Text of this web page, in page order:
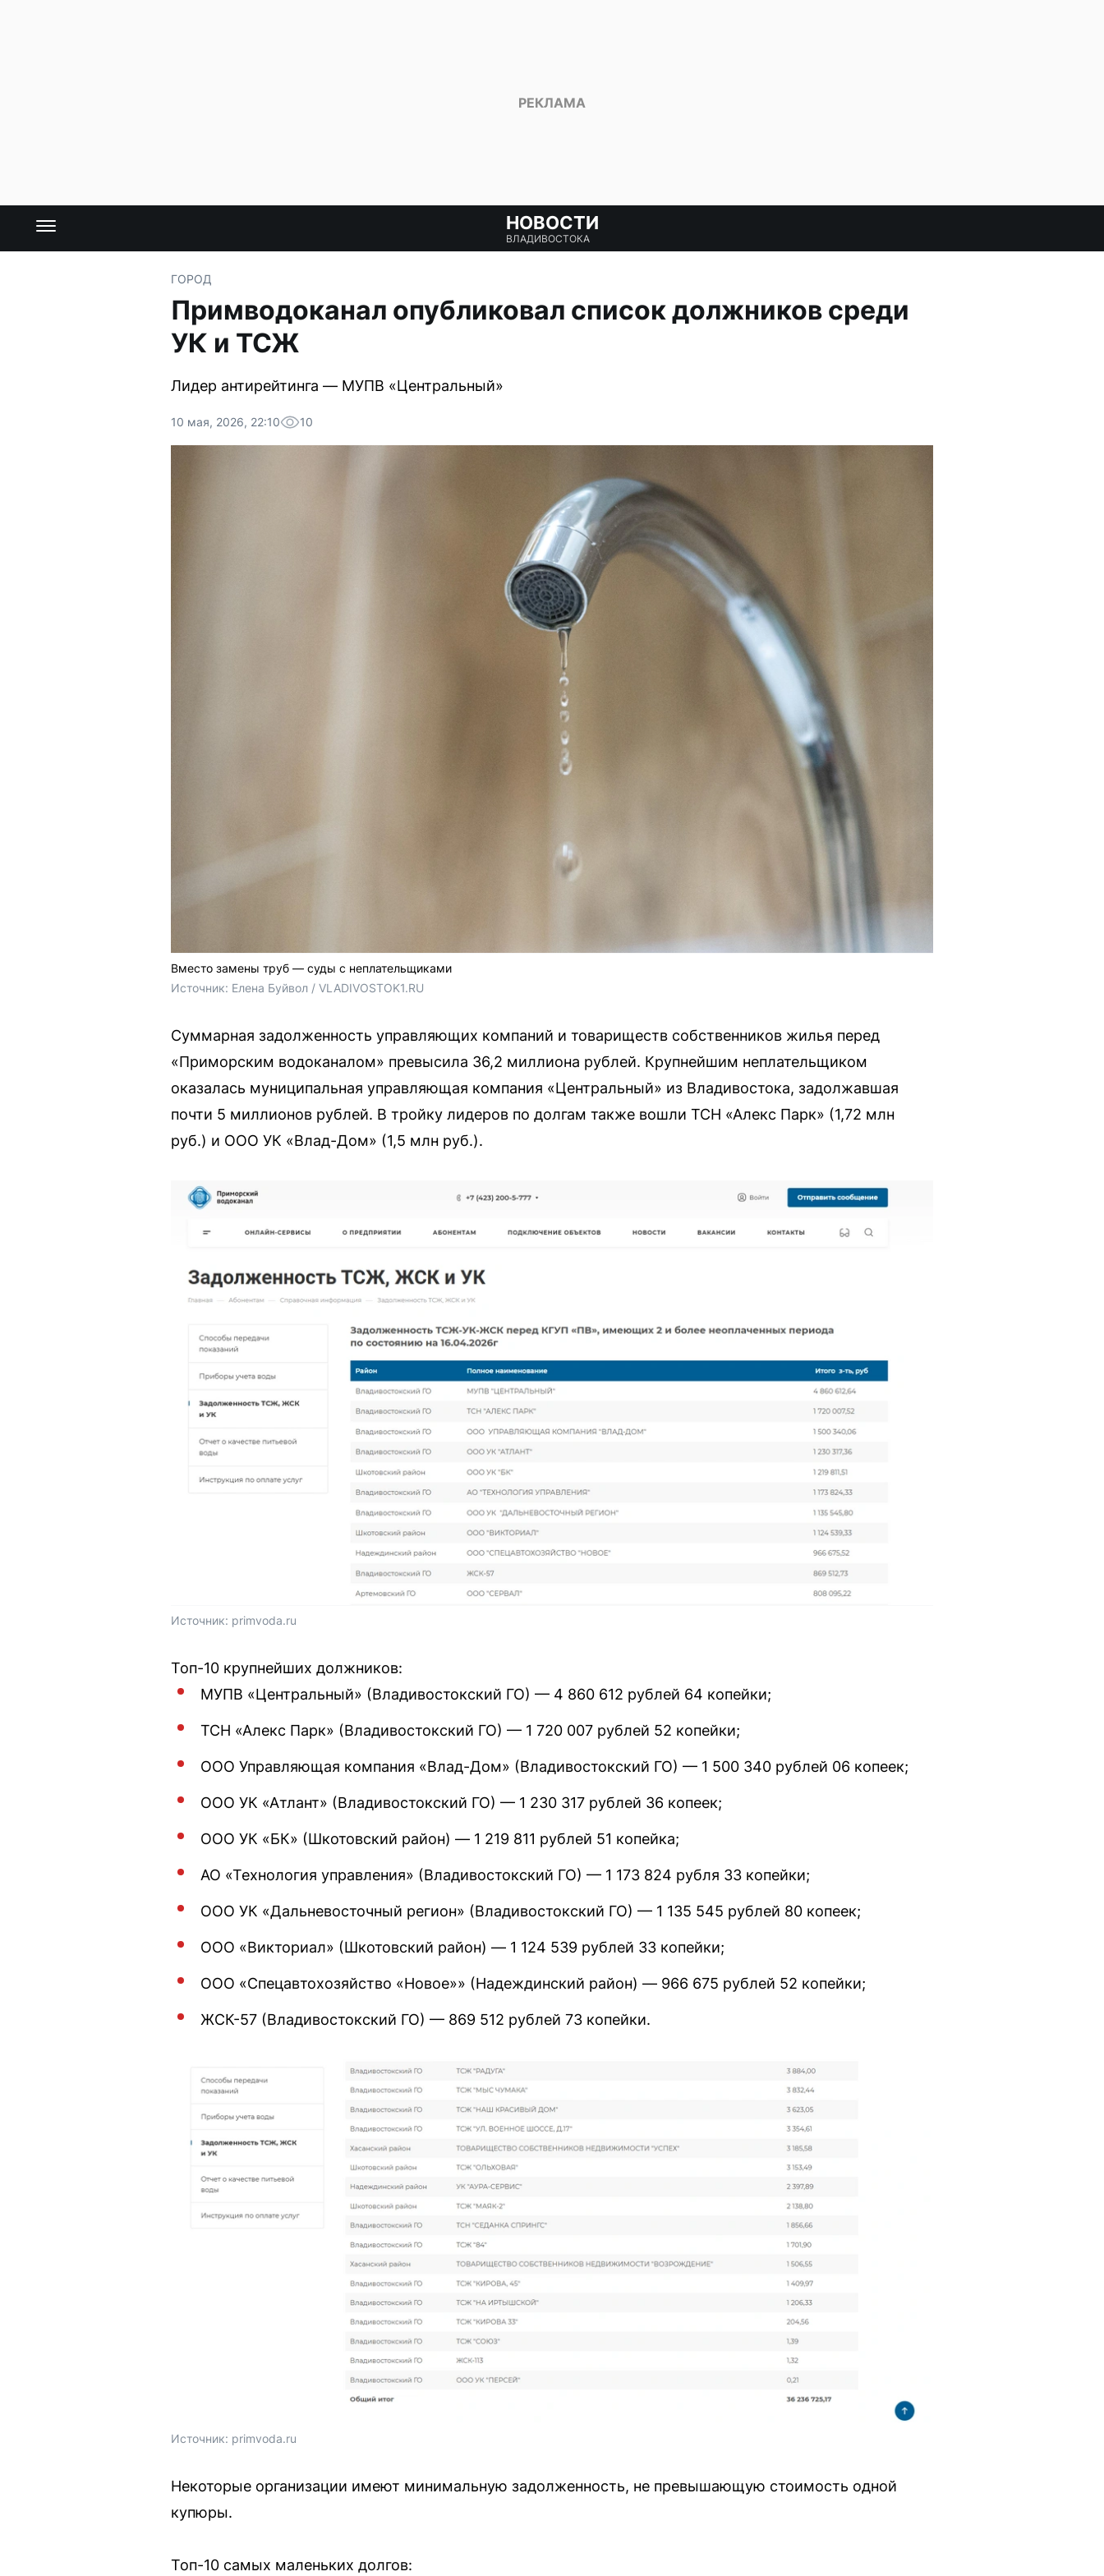
НОВОСТИ
ВЛАДИВОСТОКА
ГОРОД
Примводоканал опубликовал список должников среди
УК и ТСЖ
Лидер антирейтинга — МУПВ «Центральный»
10 мая, 2026, 22:10 10
Вместо замены труб — суды с неплательщиками
Источник: Елена Буйвол / VLADIVOSTOK1.RU
Суммарная задолженность управляющих компаний и товариществ собственников жилья перед
«Приморским водоканалом» превысила 36,2 миллиона рублей. Крупнейшим неплательщиком
оказалась муниципальная управляющая компания «Центральный» из Владивостока, задолжавшая
почти 5 миллионов рублей. В тройку лидеров по долгам также вошли ТСН «Алекс Парк» (1,72 млн
руб.) и ООО УК «Влад-Дом» (1,5 млн руб.).
Источник: primvoda.ru
Топ-10 крупнейших должников:
МУПВ «Центральный» (Владивостокский ГО) — 4 860 612 рублей 64 копейки;
ТСН «Алекс Парк» (Владивостокский ГО) — 1 720 007 рублей 52 копейки;
ООО Управляющая компания «Влад-Дом» (Владивостокский ГО) — 1 500 340 рублей 06 копеек;
ООО УК «Атлант» (Владивостокский ГО) — 1 230 317 рублей 36 копеек;
ООО УК «БК» (Шкотовский район) — 1 219 811 рублей 51 копейка;
АО «Технология управления» (Владивостокский ГО) — 1 173 824 рубля 33 копейки;
ООО УК «Дальневосточный регион» (Владивостокский ГО) — 1 135 545 рублей 80 копеек;
ООО «Викториал» (Шкотовский район) — 1 124 539 рублей 33 копейки;
ООО «Спецавтохозяйство «Новое»» (Надеждинский район) — 966 675 рублей 52 копейки;
ЖСК-57 (Владивостокский ГО) — 869 512 рублей 73 копейки.
Источник: primvoda.ru
Некоторые организации имеют минимальную задолженность, не превышающую стоимость одной
купюры.
Топ-10 самых маленьких долгов: